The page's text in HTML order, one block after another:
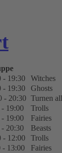
- 19:30 Witches
- 19:30 Ghosts
- 20:30 Turnen
- 19:00 Trolls
- 19:00 Fairies
- 20:30 Beasts
- 12:00 Trolls
- 13:00 Fairies